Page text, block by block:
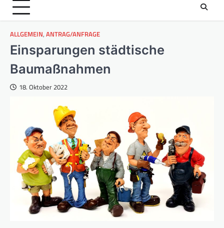
ALLGEMEIN, ANTRAG/ANFRAGE
Einsparungen städtische
Baumaßnahmen
18. Oktober 2022